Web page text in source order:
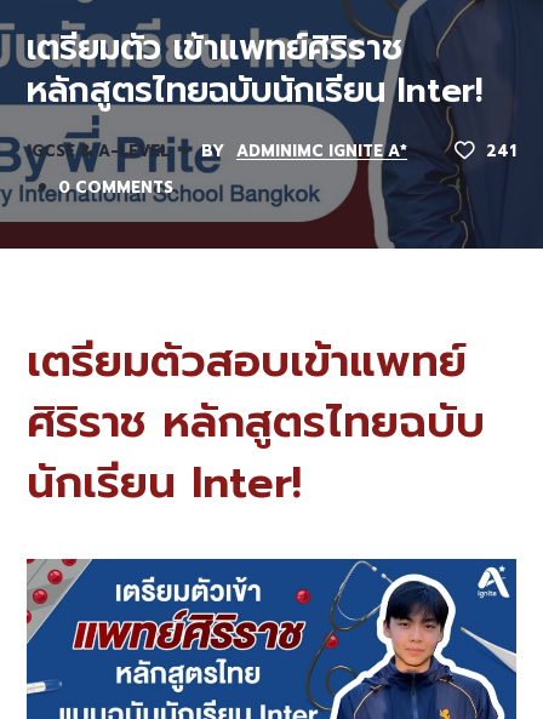
เตรียมตัว เข้าแพทย์ศิริราช
หลักสูตรไทยฉบับนักเรียน Inter!
IGCSE & A-LEVEL BY ADMINIMC IGNITE A*
0 COMMENTS
241
เตรียมตัวสอบเข้าแพทย์
ศิริราช หลักสูตรไทยฉบับ
นักเรียน Inter!